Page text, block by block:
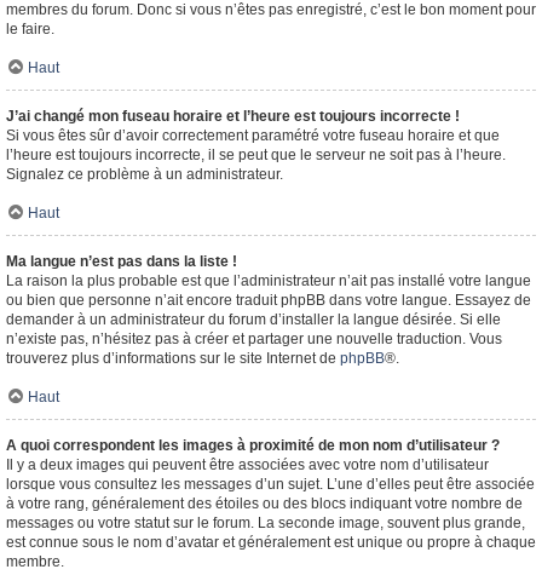
membres du forum. Donc si vous n’êtes pas enregistré, c’est le bon moment pour
le faire.
Haut
J’ai changé mon fuseau horaire et l’heure est toujours incorrecte !
Si vous êtes sûr d’avoir correctement paramétré votre fuseau horaire et que
l’heure est toujours incorrecte, il se peut que le serveur ne soit pas à l’heure.
Signalez ce problème à un administrateur.
Haut
Ma langue n’est pas dans la liste !
La raison la plus probable est que l’administrateur n’ait pas installé votre langue
ou bien que personne n’ait encore traduit phpBB dans votre langue. Essayez de
demander à un administrateur du forum d’installer la langue désirée. Si elle
n’existe pas, n’hésitez pas à créer et partager une nouvelle traduction. Vous
trouverez plus d’informations sur le site Internet de phpBB®.
Haut
A quoi correspondent les images à proximité de mon nom d’utilisateur ?
Il y a deux images qui peuvent être associées avec votre nom d’utilisateur
lorsque vous consultez les messages d’un sujet. L’une d’elles peut être associée
à votre rang, généralement des étoiles ou des blocs indiquant votre nombre de
messages ou votre statut sur le forum. La seconde image, souvent plus grande,
est connue sous le nom d’avatar et généralement est unique ou propre à chaque
membre.